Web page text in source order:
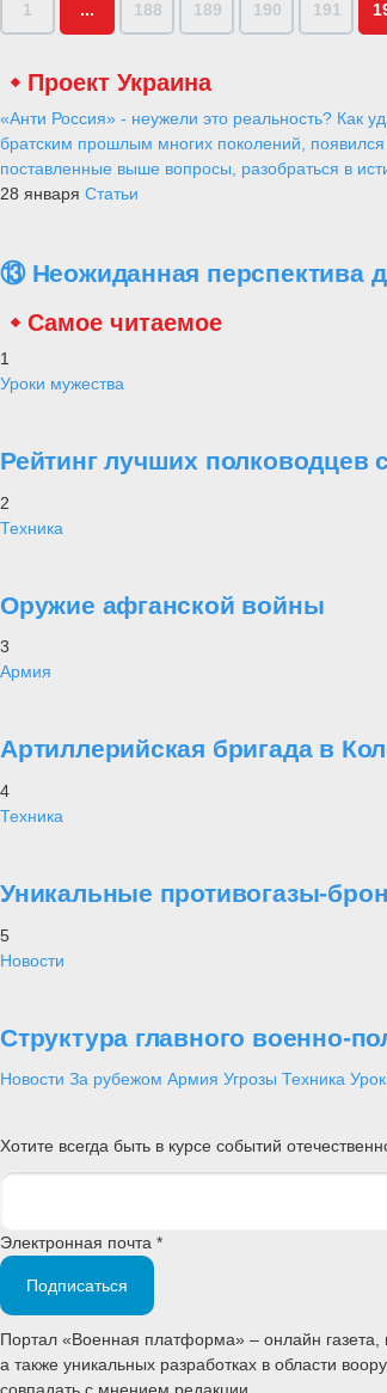
1 ... 188 189 190 191
Проект Украина
«Анти Россия» - неужели это реальность? Как
братским прошлым многих поколений,
поставленные выше вопросы, разобраться в
28 января Статьи
⑬ Неожиданная перспектива
Самое читаемое
1
Уроки мужества
Рейтинг лучших полководцев
2
Техника
Оружие афганской войны
3
Армия
Артиллерийская бригада в
4
Техника
Уникальные противогазы-
5
Новости
Структура главного военно-
Новости За рубежом Армия Угрозы Техника
Хотите всегда быть в курсе событий
Электронная почта *
Подписаться
Портал «Военная платформа» – онлайн
а также уникальных разработках в области
совпадать с мнением редакции.